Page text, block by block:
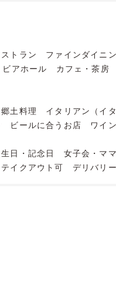
トラン ファインダイニ
ビアホール カフェ・茶房
郷土料理 イタリアン（イ
ビールに合うお店 ワイ
日・記念日 女子会・マ
テイクアウト可 デリバリ